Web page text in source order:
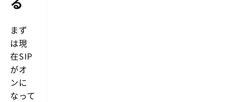
まず
は現
在SIP
がオ
ンに
なって